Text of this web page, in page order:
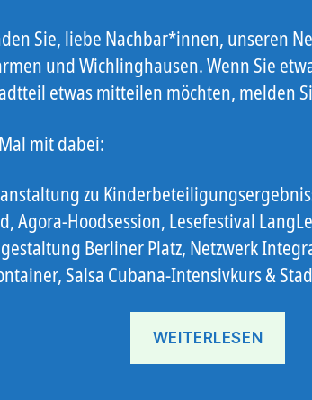
Sie, liebe Nachbar*innen, unseren
und Wichlinghausen. Wenn Sie
etwas mitteilen möchten, melden
mit dabei:
zu
Agora-Hoodsession, Lesefestival
Berliner Platz, Netzwerk
Salsa Cubana-Intensivkurs &
WEITERLESEN